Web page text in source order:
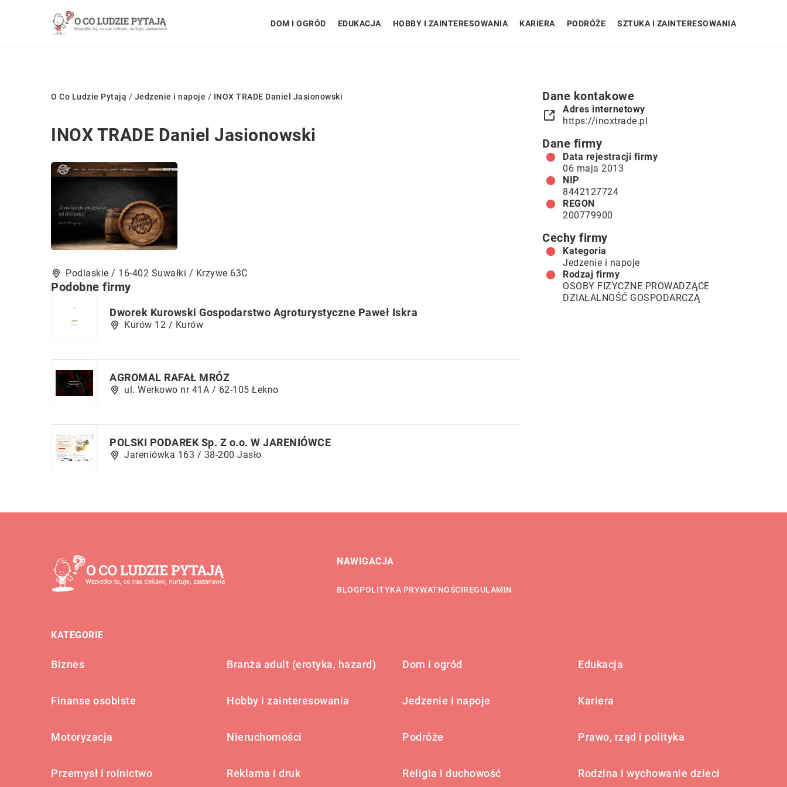
DOM I OGRÓD EDUKACJA HOBBY I ZAINTERESOWANIA KARIERA PODRÓŻE SZTUKA I ZAINTERESOWANIA
O Co Ludzie Pytają / Jedzenie i napoje / INOX TRADE Daniel Jasionowski
INOX TRADE Daniel Jasionowski
Podlaskie / 16-402 Suwałki / Krzywe 63C
Podobne firmy
Dworek Kurowski Gospodarstwo Agroturystyczne Paweł Iskra
Kurów 12 / Kurów
AGROMAL RAFAŁ MRÓZ
ul. Werkowo nr 41A / 62-105 Łekno
POLSKI PODAREK Sp. Z o.o. W JARENIÓWCE
Jareniówka 163 / 38-200 Jasło
Dane kontakowe
Adres internetowy
https://inoxtrade.pl
Dane firmy
Data rejestracji firmy
06 maja 2013
NIP
8442127724
REGON
200779900
Cechy firmy
Kategoria
Jedzenie i napoje
Rodzaj firmy
OSOBY FIZYCZNE PROWADZĄCE
DZIAŁALNOŚĆ GOSPODARCZĄ
NAWIGACJA
BLOGPOLITYKA PRYWATNOŚCIREGULAMIN
KATEGORIE
Biznes Branża adult (erotyka, hazard) Dom i ogród Edukacja
Finanse osobiste Hobby i zainteresowania Jedzenie i napoje Kariera
Motoryzacja Nieruchomości Podróże Prawo, rząd i polityka
Przemysł i rolnictwo Reklama i druk Religia i duchowość Rodzina i wychowanie dzieci